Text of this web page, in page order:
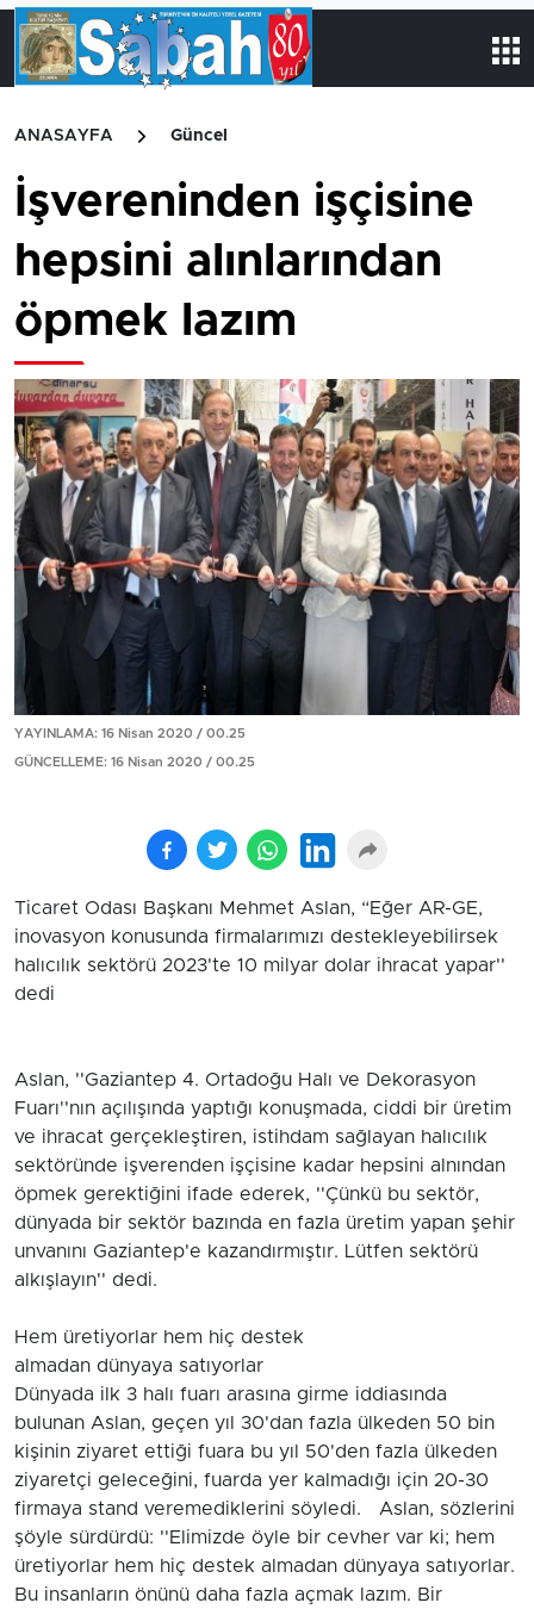
ANASAYFA Güncel
İşvereninden işçisine
hepsini alınlarından
öpmek lazım
YAYINLAMA: 16 Nisan 2020 / 00.25
GÜNCELLEME: 16 Nisan 2020 / 00.25
Ticaret Odası Başkanı Mehmet Aslan, “Eğer AR-GE,
inovasyon konusunda firmalarımızı destekleyebilirsek
halıcılık sektörü 2023'te 10 milyar dolar ihracat yapar''
dedi
Aslan, ''Gaziantep 4. Ortadoğu Halı ve Dekorasyon
Fuarı''nın açılışında yaptığı konuşmada, ciddi bir üretim
ve ihracat gerçekleştiren, istihdam sağlayan halıcılık
sektöründe işverenden işçisine kadar hepsini alnından
öpmek gerektiğini ifade ederek, ''Çünkü bu sektör,
dünyada bir sektör bazında en fazla üretim yapan şehir
unvanını Gaziantep'e kazandırmıştır. Lütfen sektörü
alkışlayın'' dedi.
Hem üretiyorlar hem hiç destek
almadan dünyaya satıyorlar
Dünyada ilk 3 halı fuarı arasına girme iddiasında
bulunan Aslan, geçen yıl 30'dan fazla ülkeden 50 bin
kişinin ziyaret ettiği fuara bu yıl 50'den fazla ülkeden
ziyaretçi geleceğini, fuarda yer kalmadığı için 20-30
firmaya stand veremediklerini söyledi. Aslan, sözlerini
şöyle sürdürdü: ''Elimizde öyle bir cevher var ki; hem
üretiyorlar hem hiç destek almadan dünyaya satıyorlar.
Bu insanların önünü daha fazla açmak lazım. Bir